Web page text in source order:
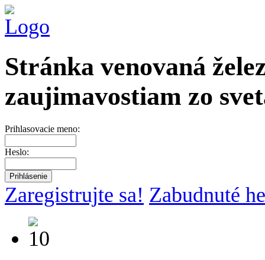
Stránka venovaná
zaujimavostiam zo
Prihlasovacie meno:
Heslo:
Zaregistrujte sa! Zabudnuté